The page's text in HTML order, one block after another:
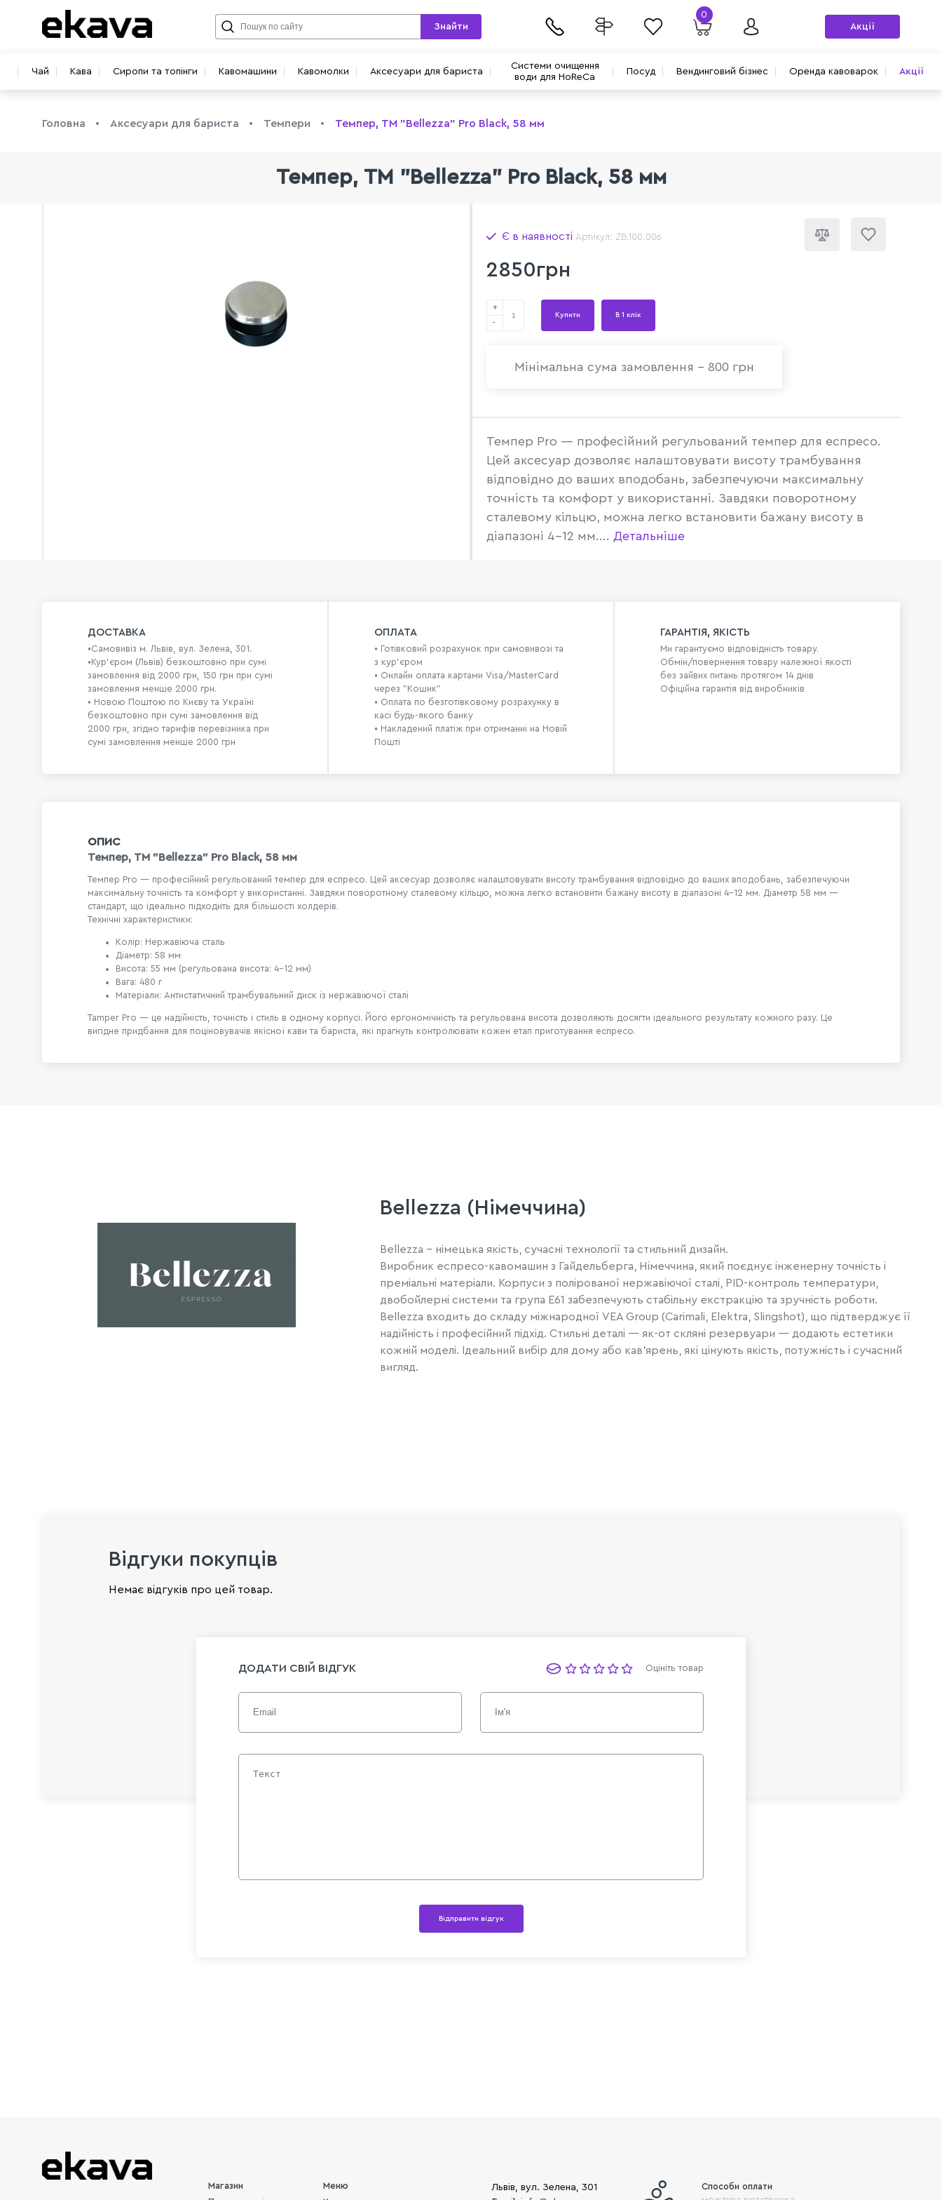
Чай Кава Сиропи та топінги Кавомашини Кавомолки Аксесуари для бариста
Системи очищення
води для HoReCa
Посуд Вендинговий бізнес Оренда кавоварок Акції
Знайти
0
Акції
Головна Аксесуари для бариста Темпери Темпер, ТМ "Bellezza" Pro Black, 58 мм
Темпер, ТМ "Bellezza" Pro Black, 58 мм
Є в наявності Артикул: ZB.100.006
2850грн
+
-
Купити В 1 клік
Мінімальна сума замовлення - 800 грн
Темпер Pro — професійний регульований темпер для еспресо.
Цей аксесуар дозволяє налаштовувати висоту трамбування
відповідно до ваших вподобань, забезпечуючи максимальну
точність та комфорт у використанні. Завдяки поворотному
сталевому кільцю, можна легко встановити бажану висоту в
діапазоні 4–12 мм.... Детальніше
ДОСТАВКА
•Самовивіз м. Львів, вул. Зелена, 301.
•Кур'єром (Львів) безкоштовно при сумі
замовлення від 2000 грн, 150 грн при сумі
замовлення менше 2000 грн.
• Новою Поштою по Києву та Україні
безкоштовно при сумі замовлення від
2000 грн, згідно тарифів перевізника при
сумі замовлення менше 2000 грн
ОПЛАТА
• Готівковий розрахунок при самовивозі та
з кур’єром
• Онлайн оплата картами Visa/MasterCard
через "Кошик"
• Оплата по безготівковому розрахунку в
касі будь-якого банку
• Накладений платіж при отриманні на Новій
Пошті
ГАРАНТІЯ, ЯКІСТЬ
Ми гарантуємо відповідність товару.
Обмін/повернення товару належної якості
без зайвих питань протягом 14 днів
Офіційна гарантія від виробників
ОПИС
Темпер, ТМ "Bellezza" Pro Black, 58 мм
Темпер Pro — професійний регульований темпер для еспресо. Цей аксесуар дозволяє налаштовувати висоту трамбування відповідно до ваших вподобань, забезпечуючи
максимальну точність та комфорт у використанні. Завдяки поворотному сталевому кільцю, можна легко встановити бажану висоту в діапазоні 4–12 мм. Діаметр 58 мм —
стандарт, що ідеально підходить для більшості холдерів.
Технічні характеристики:
Колір: Нержавіюча сталь
Діаметр: 58 мм
Висота: 55 мм (регульована висота: 4–12 мм)
Вага: 480 г
Матеріали: Антистатичний трамбувальний диск із нержавіючої сталі
Tamper Pro — це надійність, точність і стиль в одному корпусі. Його ергономічність та регульована висота дозволяють досягти ідеального результату кожного разу. Це
вигідне придбання для поціновувачів якісної кави та бариста, які прагнуть контролювати кожен етап приготування еспресо.
Bellezza (Німеччина)
Bellezza – німецька якість, сучасні технології та стильний дизайн.
Виробник еспресо-кавомашин з Гайдельберга, Німеччина, який поєднує інженерну точність і
преміальні матеріали. Корпуси з полірованої нержавіючої сталі, PID-контроль температури,
двобойлерні системи та група E61 забезпечують стабільну екстракцію та зручність роботи.
Bellezza входить до складу міжнародної VEA Group (Carimali, Elektra, Slingshot), що підтверджує її
надійність і професійний підхід. Стильні деталі — як-от скляні резервуари — додають естетики
кожній моделі. Ідеальний вибір для дому або кав’ярень, які цінують якість, потужність і сучасний
вигляд.
Відгуки покупців
Немає відгуків про цей товар.
ДОДАТИ СВІЙ ВІДГУК Оцініть товар
Відправити відгук
Магазин
Меню
Львів, вул. Зелена, 301
Способи оплати